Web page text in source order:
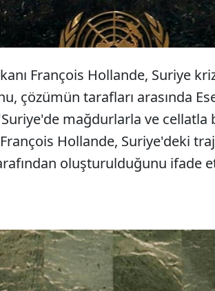
François Hollande, Suriye
çözümün tarafları arasında
mağdurlarla ve cellatla
François Hollande, Suriye'deki
oluşturulduğunu ifade